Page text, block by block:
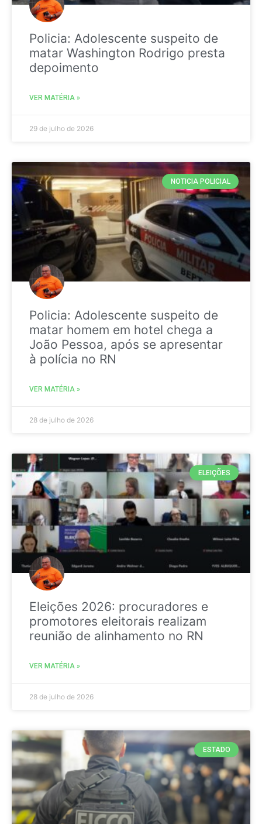
Policia: Adolescente suspeito de
matar Washington Rodrigo presta
depoimento
VER MATÉRIA »
29 de julho de 2026
NOTICIA POLICIAL
Policia: Adolescente suspeito de
matar homem em hotel chega a
João Pessoa, após se apresentar
à polícia no RN
VER MATÉRIA »
28 de julho de 2026
ELEIÇÕES
Eleições 2026: procuradores e
promotores eleitorais realizam
reunião de alinhamento no RN
VER MATÉRIA »
28 de julho de 2026
ESTADO